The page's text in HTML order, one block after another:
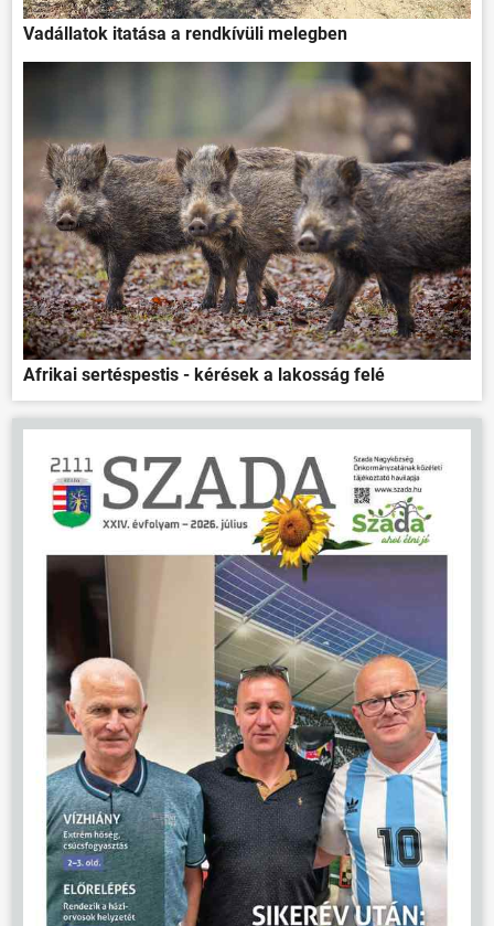
ÖNKORMÁNYZAT
ÜGYINTÉZÉS
KÖZÖSSÉG
HÍREK
VÁLASZTÁSOK
Vadállatok itatása a rendkívüli melegben
Afrikai sertéspestis - kérések a lakosság felé